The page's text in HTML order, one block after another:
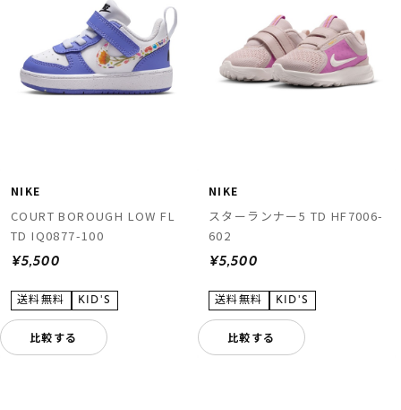
NIKE
COURT BOROUGH LOW FL
TD IQ0877-100
¥5,500
比較する
NIKE
スターランナー5 TD HF7006-
602
¥5,500
比較する